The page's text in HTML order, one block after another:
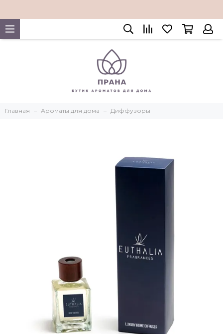
Главная Ароматы для дома Диффузоры